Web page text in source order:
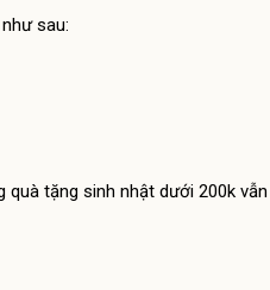
sau:
tặng sinh nhật dưới 200k